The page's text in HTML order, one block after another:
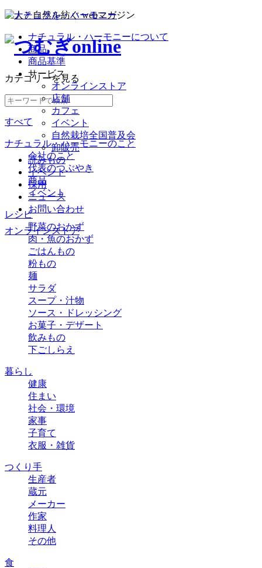
ナチュラル・ハーモニーについて
商品
商品基準
サービス
オンラインストア
店舗
カフェ
イベント
自然栽培全国普及会
卸販売
読みもの
イベント
採用
ニュース
お問い合わせ
オンラインストア
カテゴリーを見る
すべて
ナチュラル・ハーモニーのこと
会社のこと
代表のつぶやき
商品
イベント
レシピ
野菜のおかず
肉・魚のおかず
ごはんもの
粉もの
麺
サラダ
スープ・汁物
ソース・ドレッシング
お菓子・デザート
飲みもの
下ごしらえ
暮らし
健康
住まい
社会・環境
家事
子育て
衣服・雑貨
つくり手
生産者
蔵元
メーカー
作家
料理人
その他
食